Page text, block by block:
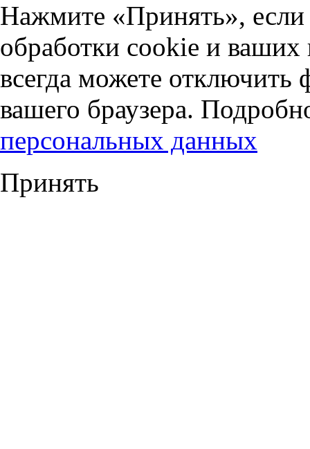
Нажмите «Принять», если
обработки cookie и
всегда можете отключить
вашего браузера.
персональных данных
Принять